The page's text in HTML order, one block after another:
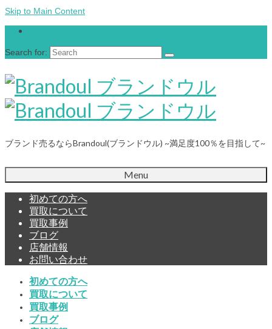
Skip to Main Content
Search for:
ブランド売るならBrandoul(ブランドウル) ~満足度100％を目指して~
Menu
初めての方へ
買取について
買取事例
ブログ
店舗情報
お問い合わせ
初めての方へ
買取について
買取事例
ブログ